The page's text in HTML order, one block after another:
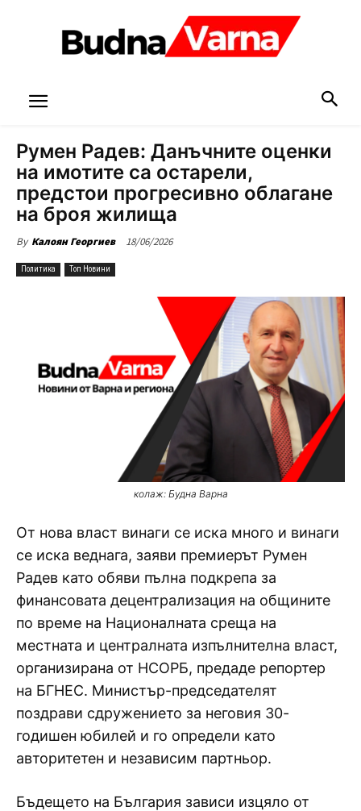
Румен Радев: Данъчните оценки
на имотите са остарели,
предстои прогресивно облагане
на броя жилища
By Калоян Георгиев 18/06/2026
Политика Топ Новини
колаж: Будна Варна
От нова власт винаги се иска много и винаги
се иска веднага, заяви премиерът Румен
Радев като обяви пълна подкрепа за
финансовата децентрализация на общините
по време на Националната среща на
местната и централната изпълнителна власт,
организирана от НСОРБ, предаде репортер
на БГНЕС. Министър-председателят
поздрави сдружението за неговия 30-
годишен юбилей и го определи като
авторитетен и независим партньор.
Бъдещето на България зависи изцяло от